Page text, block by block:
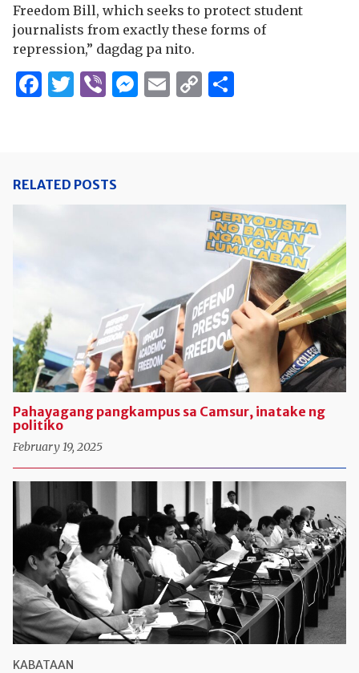
Freedom Bill, which seeks to protect student
journalists from exactly these forms of
repression,” dagdag pa nito.
Facebook
Twitter
ViberMessenger
Email
Copy
RELATED POSTS
Pahayagang pangkampus sa Camsur, inatake ng
politiko
February 19, 2025
KABATAAN